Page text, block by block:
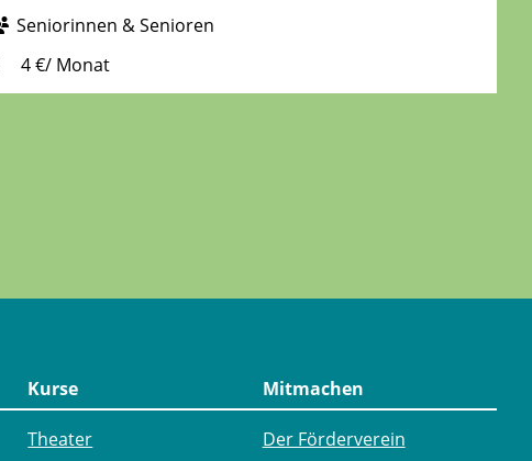
Seniorinnen & Senioren
4 €/ Monat
Kurse
Theater
Mitmachen
Der Förderverein